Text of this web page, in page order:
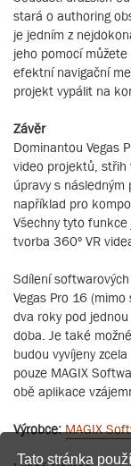
Tato stránka
stará o authoring
je jedním z
jeho pomocí
efektní navigační
projekt vypálit na
Závěr
Dominantou Vegas
video projektů, střih
úpravy s
například pro
Všechny tyto
tvorba 360º VR
Sdílení
Vegas Pro 16
dva roky pod
doba. Je také
budou vyvíjeny
pouze MAGIX
obě aplikace
Výrobce: MAGIX